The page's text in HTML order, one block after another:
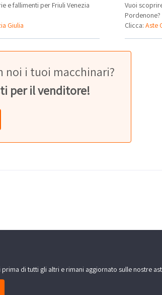
e fallimenti per Friuli Venezia
Giulia
Vuoi
Pordenone?
Clicca:Aste
noi i tuoi macchinari?
per il venditore!
di tutti gli altri e rimani aggiornato sulle nostre